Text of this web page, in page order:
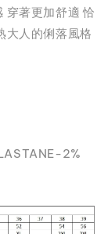
穿著更加舒適 恰
大人的俐落風格
2%